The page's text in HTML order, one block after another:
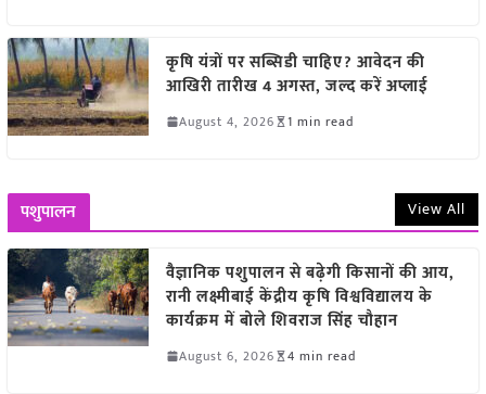
कृषि यंत्रों पर सब्सिडी चाहिए? आवेदन की
आखिरी तारीख 4 अगस्त, जल्द करें अप्लाई
August 4, 2026 1 min read
पशुपालन View All
वैज्ञानिक पशुपालन से बढ़ेगी किसानों की आय,
रानी लक्ष्मीबाई केंद्रीय कृषि विश्वविद्यालय के
कार्यक्रम में बोले शिवराज सिंह चौहान
August 6, 2026 4 min read